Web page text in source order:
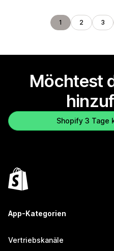
1 2 3
Möchtest
Shopify 3 Tage
App-Kategorien
Vertriebskanäle